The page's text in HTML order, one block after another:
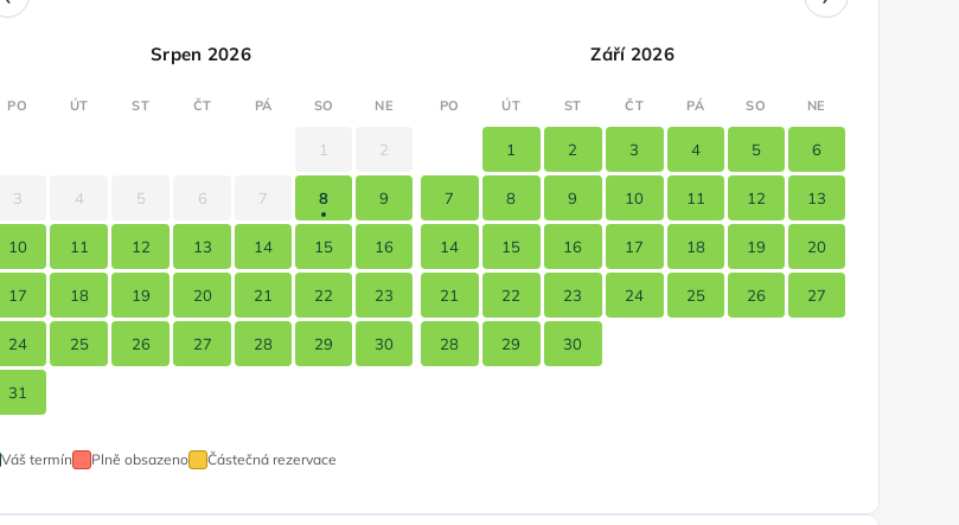
Srpen 2026
PO ÚT ST ČT PÁ SO NE
1 2
3 4 5 6 7 8 9
10 11 12 13 14 15 16
17 18 19 20 21 22 23
24 25 26 27 28 29 30
31
Září 2026
PO ÚT ST ČT PÁ SO NE
1 2 3 4 5 6
7 8 9 10 11 12 13
14 15 16 17 18 19 20
21 22 23 24 25 26 27
28 29 30
Váš termín Plně obsazeno Částečná rezervace